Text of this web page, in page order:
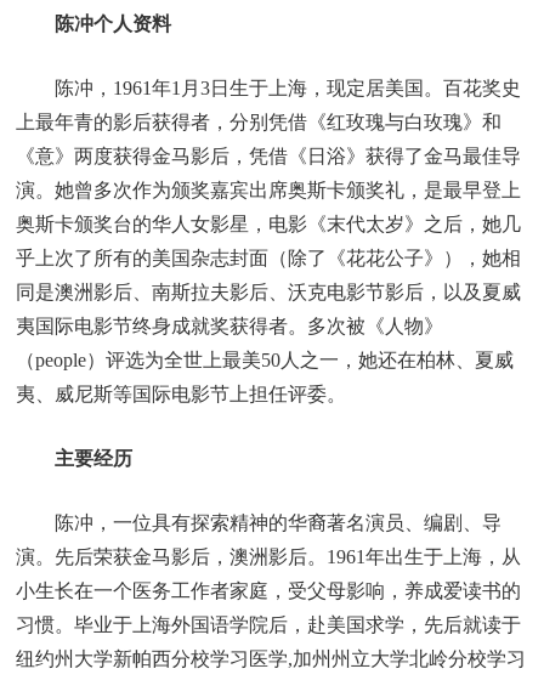
陈冲个人资料
陈冲，1961年1月3日生于上海，现定居美国。百花奖史
上最年青的影后获得者，分别凭借《红玫瑰与白玫瑰》和
《意》两度获得金马影后，凭借《日浴》获得了金马最佳导
演。她曾多次作为颁奖嘉宾出席奥斯卡颁奖礼，是最早登上
奥斯卡颁奖台的华人女影星，电影《末代太岁》之后，她几
乎上次了所有的美国杂志封面（除了《花花公子》），她相
同是澳洲影后、南斯拉夫影后、沃克电影节影后，以及夏威
夷国际电影节终身成就奖获得者。多次被《人物》
（people）评选为全世上最美50人之一，她还在柏林、夏威
夷、威尼斯等国际电影节上担任评委。
主要经历
陈冲，一位具有探索精神的华裔著名演员、编剧、导
演。先后荣获金马影后，澳洲影后。1961年出生于上海，从
小生长在一个医务工作者家庭，受父母影响，养成爱读书的
习惯。毕业于上海外国语学院后，赴美国求学，先后就读于
纽约州大学新帕西分校学习医学,加州州立大学北岭分校学习